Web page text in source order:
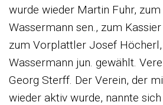
wurde wieder Martin Fuhr,
Wassermann sen., zum
zum Vorplattler Josef
Wassermann jun. gewählt.
Georg Sterff. Der Verein, der
wieder aktiv wurde, nannte